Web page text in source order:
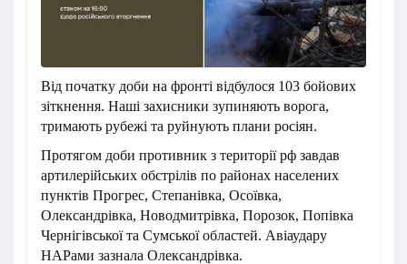
Від початку доби на фронті відбулося 103 бойових
зіткнення. Наші захисники зупиняють ворога,
тримають рубежі та руйнують плани росіян.
Протягом доби противник з території рф завдав
артилерійських обстрілів по районах населених
пунктів Прогрес, Степанівка, Осоївка,
Олександрівка, Новодмитрівка, Порозок, Попівка
Чернігівської та Сумської областей. Авіаудару
НАРами зазнала Олександрівка.